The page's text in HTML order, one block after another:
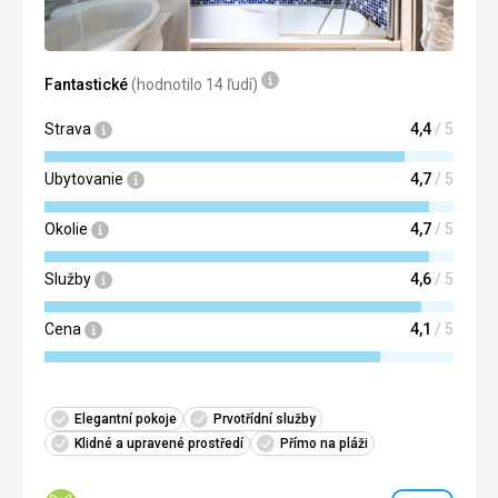
vše čisté, hotel je po rekonstrukci
Služby
Google Translate
Fantastické(hodnotilo 14 ľudí)
Strava 4,4 / 5
Ubytovanie 4,7 / 5
Okolie 4,7 / 5
Služby 4,6 / 5
Cena 4,1 / 5
Elegantní pokoje
Prvotřídní služby
Klidné a upravené prostředí
Přímo na pláži